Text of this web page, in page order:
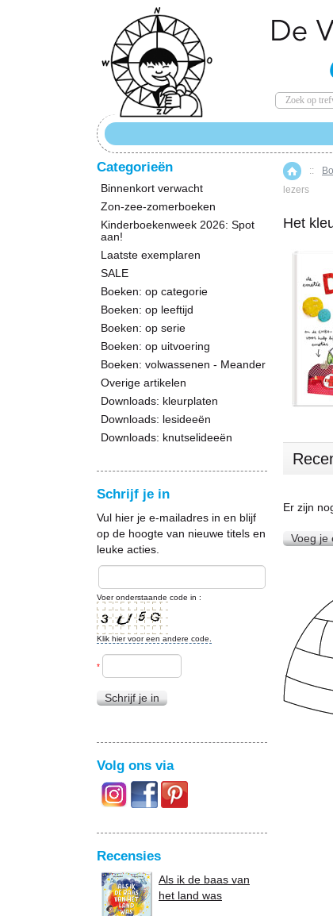
::
lezers
Het
Er zijn
Voeg je
Categorieën
Binnenkort verwacht
Zon-zee-zomerboeken
Kinderboekenweek 2026: Spot
aan!
Laatste exemplaren
SALE
Boeken: op categorie
Boeken: op leeftijd
Boeken: op serie
Boeken: op uitvoering
Boeken: volwassenen - Meander
Overige artikelen
Downloads: kleurplaten
Downloads: lesideeën
Downloads: knutselideeën
Schrijf je in
Vul hier je e-mailadres in en blijf
op de hoogte van nieuwe titels en
leuke acties.
Voer onderstaande code in :
Klik hier voor een andere code.
*
Schrijf je in
Volg ons via
Recensies
Als ik de baas van
het land was